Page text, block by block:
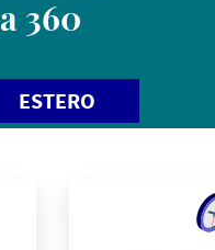
360
ESTERO